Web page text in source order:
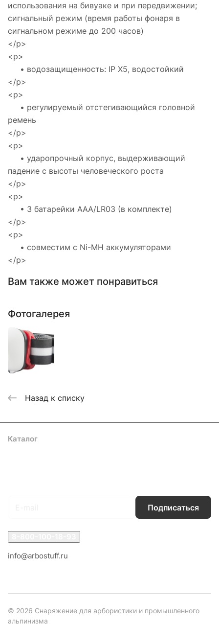
использования на бивуаке и при передвижении;
сигнальный режим (время работы фонаря в
сигнальном режиме до 200 часов)
</p>
<p>
• водозащищенность: IP X5, водостойкий
</p>
<p>
• регулируемый отстегивающийся головной
ремень
</p>
<p>
• ударопрочный корпус, выдерживающий
падение с высоты человеческого роста
</p>
<p>
• 3 батарейки AAA/LR03 (в комплекте)
</p>
<p>
• совместим с Ni-MH аккумуляторами
</p>
Вам также может понравиться
Фотогалерея
Назад к списку
Каталог
Подписаться
info@arbostuff.ru
© 2026 Снаряжение для арбористики и промышленного
альпинизма